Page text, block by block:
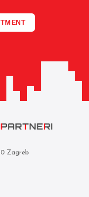
Zagreb